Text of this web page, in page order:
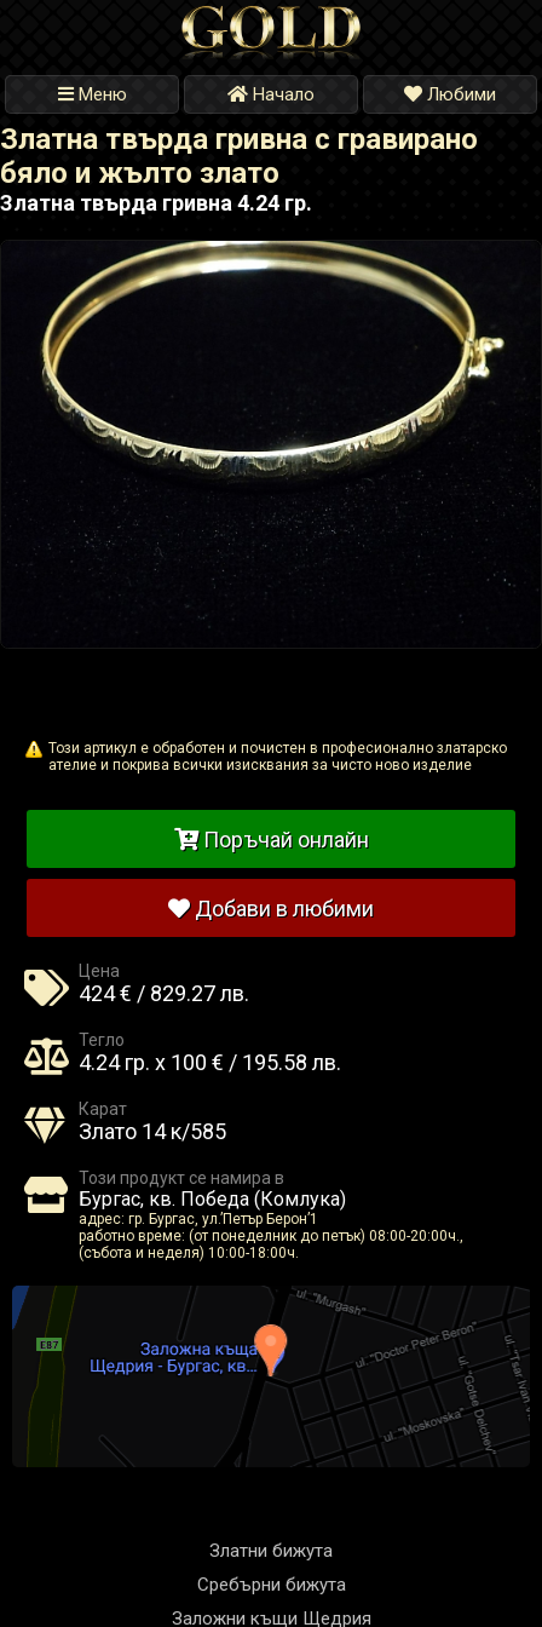
Меню Начало Любими
Златна твърда гривна с гравирано
бяло и жълто злато
Златна твърда гривна 4.24 гр.
Този артикул е обработен и почистен в професионално златарско
ателие и покрива всички изисквания за чисто ново изделие
Поръчай онлайн
Добави в любими
Цена
424 € / 829.27 лв.
Тегло
4.24 гр. x 100 € / 195.58 лв.
Карат
Злато 14 к/585
Този продукт се намира в
Бургас, кв. Победа (Комлука)
адрес: гр. Бургас, ул.’Петър Берон’1
работно време: (от понеделник до петък) 08:00-20:00ч.,
(събота и неделя) 10:00-18:00ч.
Златни бижута
Сребърни бижута
Заложни къщи Щедрия